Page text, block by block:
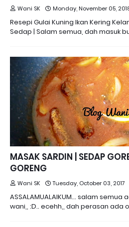
Wani SK Monday, November 05,
Resepi Gulai Kuning Ikan Kering
Sedap | Salam semua, dah masuk
MASAK SARDIN | SEDAP
GORENG
Wani SK Tuesday, October 03, 2017
ASSALAMUALAIKUM... salam
wani,, :D.. ecehh,, dah perasan ada